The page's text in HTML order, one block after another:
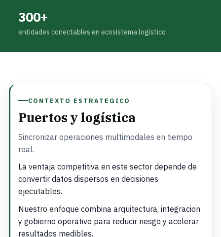
300+
entidades conectables en ecosistema logístico
CONTEXTO ESTRATEGICO
Puertos y logística
Sincronizar operaciones multimodales en tiempo
real.
La ventaja competitiva en este sector depende de
convertir datos dispersos en decisiones
ejecutables.
Nuestro enfoque combina arquitectura, integracion
y gobierno operativo para reducir riesgo y acelerar
resultados medibles.